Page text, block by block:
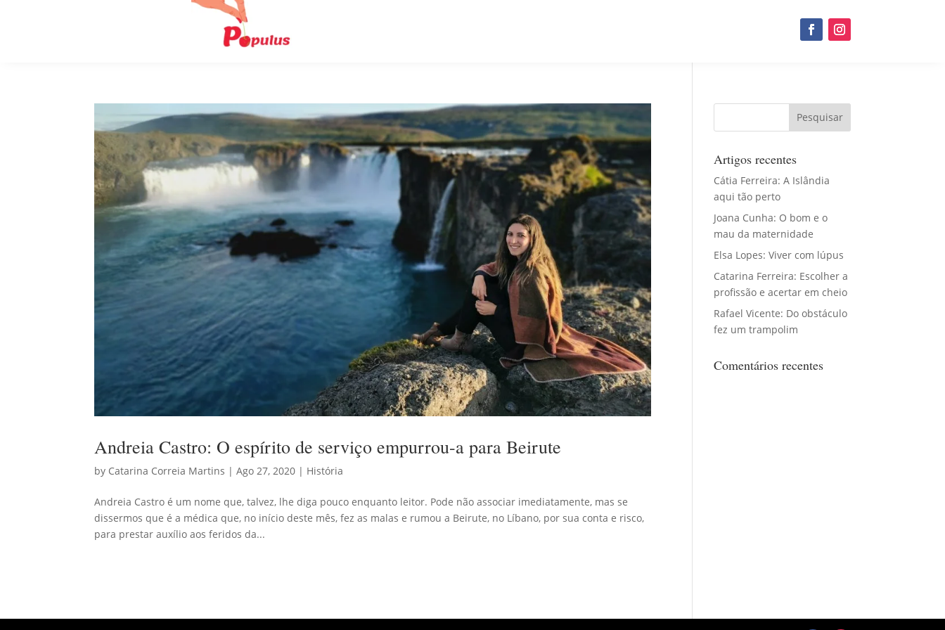
Andreia Castro: O espírito de serviço empurrou-a para Beirute
by Catarina Correia Martins |Ago 27, 2020 | História
Andreia Castro é um nome que, talvez, lhe diga pouco enquanto leitor. Pode não associar imediatamente, mas se
dissermos que é a médica que, no início deste mês, fez as malas e rumou a Beirute, no Líbano, por sua conta e risco,
para prestar auxílio aos feridos da...
Artigos recentes
Cátia Ferreira: A Islândia
aqui tão perto
Joana Cunha: O bom e o
mau da maternidade
Elsa Lopes: Viver com lúpus
Catarina Ferreira: Escolher a
profissão e acertar em cheio
Rafael Vicente: Do obstáculo
fez um trampolim
Comentários recentes